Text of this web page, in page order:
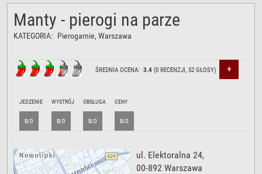
Manty - pierogi na parze
KATEGORIA: Pierogarnie, Warszawa
ŚREDNIA OCENA:3.4 (0 RECENZJI, 52 GŁOSY) +
JEDZENIE
B/D
WYSTRÓJ
B/D
OBSŁUGA
B/D
CENY
B/D
ul. Elektoralna 24,
00-892 Warszawa